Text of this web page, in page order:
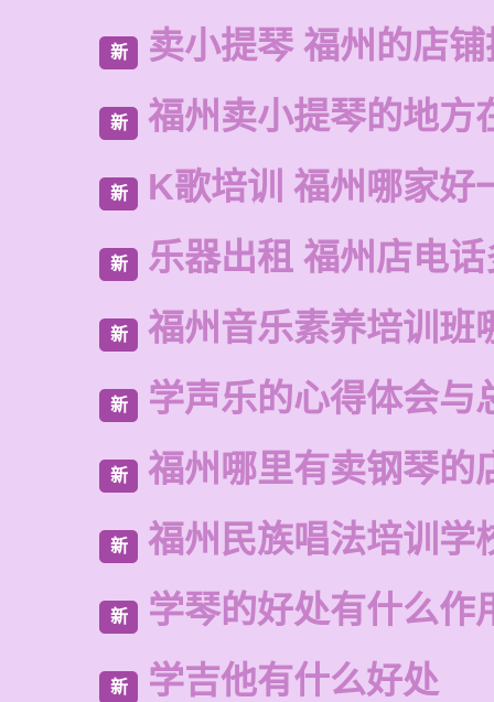
新 卖小提琴 福州的店
新 福州卖小提琴的地方
新 K歌培训 福州哪家好
新 乐器出租 福州店电
新 福州音乐素养培训班
新 学声乐的心得体会与
新 福州哪里有卖钢琴的
新 福州民族唱法培训学
新 学琴的好处有什么作
新 学吉他有什么好处